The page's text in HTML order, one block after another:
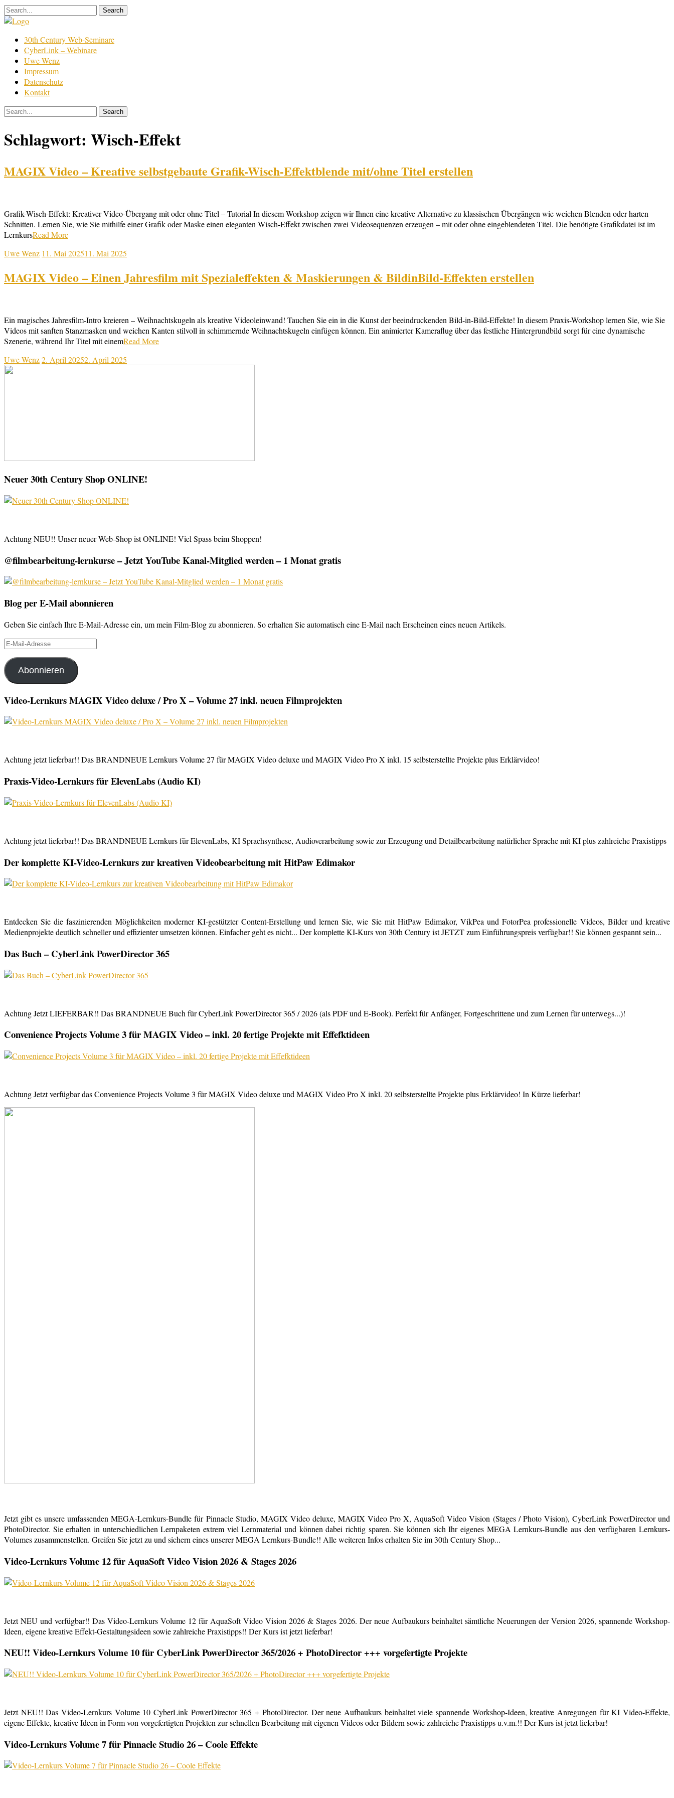
Skip
to
Film
Bearbeitung
30th Century Web-Seminare
CyberLink – Webinare
Uwe Wenz
Impressum
Datenschutz
Kontakt
Schlagwort: Wisch-Effekt
MAGIX Video – Kreative selbstgebaute Grafik-Wisch-Effektblende mit/ohne Titel erstellen
Grafik-Wisch-Effekt: Kreativer Video-Übergang mit oder ohne Titel – Tutorial In diesem Workshop zeigen wir Ihnen eine kreative Alternative zu klassischen Übergängen wie weichen Blenden oder harten
Schnitten. Lernen Sie, wie Sie mithilfe einer Grafik oder Maske einen eleganten Wisch-Effekt zwischen zwei Videosequenzen erzeugen – mit oder ohne eingeblendeten Titel. Die benötigte Grafikdatei ist im
LernkursRead More
Uwe Wenz 11. Mai 202511. Mai 2025
MAGIX Video – Einen Jahresfilm mit Spezialeffekten & Maskierungen & BildinBild-Effekten erstellen
Ein magisches Jahresfilm-Intro kreieren – Weihnachtskugeln als kreative Videoleinwand! Tauchen Sie ein in die Kunst der beeindruckenden Bild-in-Bild-Effekte! In diesem Praxis-Workshop lernen Sie, wie Sie
Videos mit sanften Stanzmasken und weichen Kanten stilvoll in schimmernde Weihnachtskugeln einfügen können. Ein animierter Kameraflug über das festliche Hintergrundbild sorgt für eine dynamische
Szenerie, während Ihr Titel mit einemRead More
Uwe Wenz2. April 20252. April 2025
Neuer 30th Century Shop ONLINE!
Achtung NEU!! Unser neuer Web-Shop ist ONLINE! Viel Spass beim Shoppen!
@filmbearbeitung-lernkurse – Jetzt YouTube Kanal-Mitglied werden – 1 Monat gratis
Blog per E-Mail abonnieren
Geben Sie einfach Ihre E-Mail-Adresse ein, um mein Film-Blog zu abonnieren. So erhalten Sie automatisch eine E-Mail nach Erscheinen eines neuen Artikels.
E-
Adresse
Abonnieren
Video-Lernkurs MAGIX Video deluxe / Pro X – Volume 27 inkl. neuen Filmprojekten
Achtung jetzt lieferbar!! Das BRANDNEUE Lernkurs Volume 27 für MAGIX Video deluxe und MAGIX Video Pro X inkl. 15 selbsterstellte Projekte plus Erklärvideo!
Praxis-Video-Lernkurs für ElevenLabs (Audio KI)
Achtung jetzt lieferbar!! Das BRANDNEUE Lernkurs für ElevenLabs, KI Sprachsynthese, Audioverarbeitung sowie zur Erzeugung und Detailbearbeitung natürlicher Sprache mit KI plus zahlreiche Praxistipps
Der komplette KI-Video-Lernkurs zur kreativen Videobearbeitung mit HitPaw Edimakor
Entdecken Sie die faszinierenden Möglichkeiten moderner KI-gestützter Content-Erstellung und lernen Sie, wie Sie mit HitPaw Edimakor, VikPea und FotorPea professionelle Videos, Bilder und kreative
Medienprojekte deutlich schneller und effizienter umsetzen können. Einfacher geht es nicht... Der komplette KI-Kurs von 30th Century ist JETZT zum Einführungspreis verfügbar!! Sie können gespannt sein...
Das Buch – CyberLink PowerDirector 365
Achtung Jetzt LIEFERBAR!! Das BRANDNEUE Buch für CyberLink PowerDirector 365 / 2026 (als PDF und E-Book). Perfekt für Anfänger, Fortgeschrittene und zum Lernen für unterwegs...)!
Convenience Projects Volume 3 für MAGIX Video – inkl. 20 fertige Projekte mit Effefktideen
Achtung Jetzt verfügbar das Convenience Projects Volume 3 für MAGIX Video deluxe und MAGIX Video Pro X inkl. 20 selbsterstellte Projekte plus Erklärvideo! In Kürze lieferbar!
Jetzt gibt es unsere umfassenden MEGA-Lernkurs-Bundle für Pinnacle Studio, MAGIX Video deluxe, MAGIX Video Pro X, AquaSoft Video Vision (Stages / Photo Vision), CyberLink PowerDirector und
PhotoDirector. Sie erhalten in unterschiedlichen Lernpaketen extrem viel Lernmaterial und können dabei richtig sparen. Sie können sich Ihr eigenes MEGA Lernkurs-Bundle aus den verfügbaren Lernkurs-
Volumes zusammenstellen. Greifen Sie jetzt zu und sichern eines unserer MEGA Lernkurs-Bundle!! Alle weiteren Infos erhalten Sie im 30th Century Shop...
Video-Lernkurs Volume 12 für AquaSoft Video Vision 2026 & Stages 2026
Jetzt NEU und verfügbar!! Das Video-Lernkurs Volume 12 für AquaSoft Video Vision 2026 & Stages 2026. Der neue Aufbaukurs beinhaltet sämtliche Neuerungen der Version 2026, spannende Workshop-
Ideen, eigene kreative Effekt-Gestaltungsideen sowie zahlreiche Praxistipps!! Der Kurs ist jetzt lieferbar!
NEU!! Video-Lernkurs Volume 10 für CyberLink PowerDirector 365/2026 + PhotoDirector +++ vorgefertigte Projekte
Jetzt NEU!! Das Video-Lernkurs Volume 10 CyberLink PowerDirector 365 + PhotoDirector. Der neue Aufbaukurs beinhaltet viele spannende Workshop-Ideen, kreative Anregungen für KI Video-Effekte,
eigene Effekte, kreative Ideen in Form von vorgefertigten Projekten zur schnellen Bearbeitung mit eigenen Videos oder Bildern sowie zahlreiche Praxistipps u.v.m.!! Der Kurs ist jetzt lieferbar!
Video-Lernkurs Volume 7 für Pinnacle Studio 26 – Coole Effekte